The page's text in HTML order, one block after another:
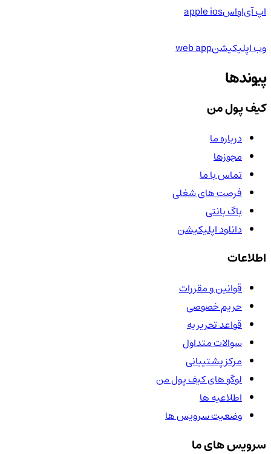
اپ آی‌او‌اسapple ios
وب اپلیکیشنweb app
پیوندها
کیف پول من
درباره ما
مجوزها
تماس با ما
فرصت های شغلی
باگ بانتی
دانلود اپلیکیشن
اطلاعات
قوانین و مقررات
حریم خصوصی
قواعد تحریریه
سوالات متداول
مرکز پشتیبانی
لوگو های کیف پول من
اطلاعیه ها
وضعیت سرویس ها
سرویس های ما